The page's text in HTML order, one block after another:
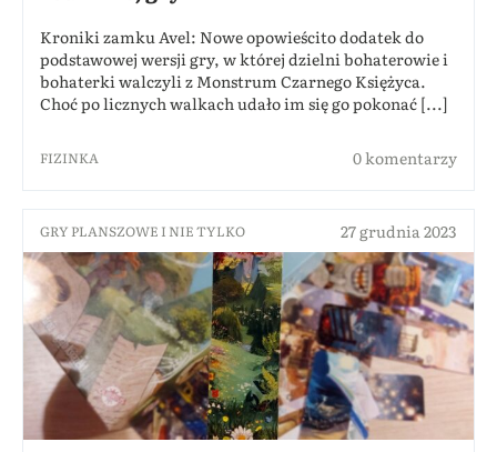
Kroniki zamku Avel: Nowe opowieścito dodatek do
podstawowej wersji gry, w której dzielni bohaterowie i
bohaterki walczyli z Monstrum Czarnego Księżyca.
Choć po licznych walkach udało im się go pokonać [...]
FIZINKA 0 komentarzy
GRY PLANSZOWE I NIE TYLKO 27 grudnia 2023